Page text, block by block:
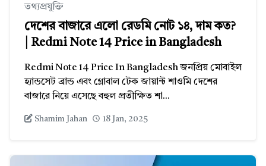
তথ্যপ্রযুক্তি
দেশের বাজারে এলো রেডমি নোট ১৪, দাম কত?
| Redmi Note 14 Price in Bangladesh
Redmi Note 14 Price In Bangladesh জনপ্রিয় মোবাইল
হ্যান্ডসেট ব্রান্ড এবং গ্লোবাল টেক জায়ান্ট শাওমি দেশের
বাজারে নিয়ে এসেছে বহুল প্রতীক্ষিত শা...
Shamim Jahan 18 Jan, 2025